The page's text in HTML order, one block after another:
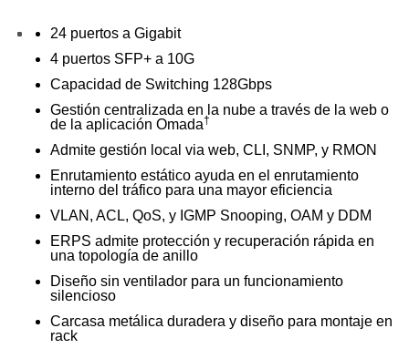
24 puertos a Gigabit
4 puertos SFP+ a 10G
Capacidad de Switching 128Gbps
Gestión centralizada en la nube a través de la web o
de la aplicación Omada†
Admite gestión local via web, CLI, SNMP, y RMON
Enrutamiento estático ayuda en el enrutamiento
interno del tráfico para una mayor eficiencia
VLAN, ACL, QoS, y IGMP Snooping, OAM y DDM
ERPS admite protección y recuperación rápida en
una topología de anillo
Diseño sin ventilador para un funcionamiento
silencioso
Carcasa metálica duradera y diseño para montaje en
rack